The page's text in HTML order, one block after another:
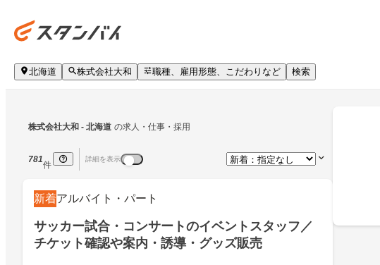
北海道 株式会社大和 職種、雇用形態、こだわりなど 検索
株式会社大和 - 北海道 の求人・仕事・採用
781
件
詳細を表示
新着アルバイト・パート
サッカー試合・コンサートのイベントスタッフ／
チケット確認や案内・誘導・グッズ販売